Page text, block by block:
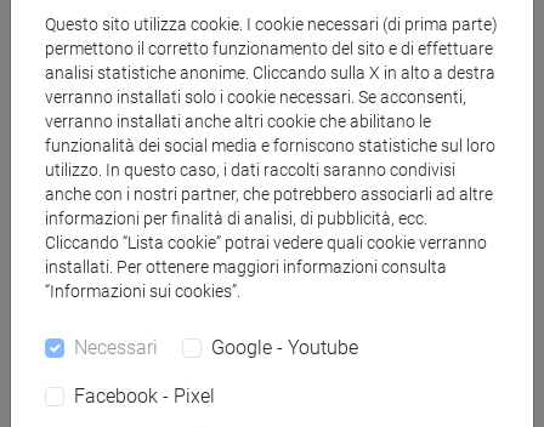
Saccon ChiaraBilancio consolidato: le teorie di
consolidamento e i riferimenti normativi in Saccon Chiara,
Bilancio consolidato. Disciplina nazionale e IFRS,
McGrawHill (ISBN 9788838612817)
2025, Articolo su libro -
Scheda ARCA: 10278/5102067
Saccon Chiara Il gruppo di imprese e il bilancio consolidato
in Saccon Chiara, Bilancio consolidato. Disciplina nazionale
2025, Articolo su libro -
Scheda ARCA: 10278/5102071
Questo sito utilizza cookie. I cookie necessari (di prima parte)
permettono il corretto funzionamento del sito e di effettuare
analisi statistiche anonime. Cliccando sulla X in alto a destra
verranno installati solo i cookie necessari. Se acconsenti,
verranno installati anche altri cookie che abilitano le
funzionalità dei social media e forniscono statistiche sul loro
utilizzo. In questo caso, i dati raccolti saranno condivisi
anche con i nostri partner, che potrebbero associarli ad altre
informazioni per finalità di analisi, di pubblicità, ecc.
Cliccando “Lista cookie” potrai vedere quali cookie verranno
installati. Per ottenere maggiori informazioni consulta
“Informazioni sui cookies”.
Necessari Google - Youtube
Facebook - Pixel